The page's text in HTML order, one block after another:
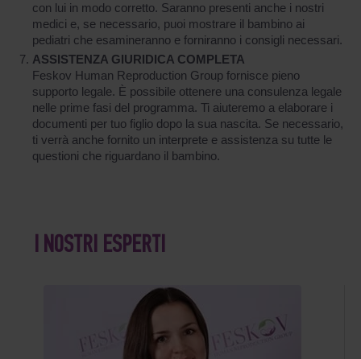
con lui in modo corretto. Saranno presenti anche i nostri
medici e, se necessario, puoi mostrare il bambino ai
pediatri che esamineranno e forniranno i consigli necessari.
ASSISTENZA GIURIDICA COMPLETA
Feskov Human Reproduction Group fornisce pieno
supporto legale. È possibile ottenere una consulenza legale
nelle prime fasi del programma. Ti aiuteremo a elaborare i
documenti per tuo figlio dopo la sua nascita. Se necessario,
ti verrà anche fornito un interprete e assistenza su tutte le
questioni che riguardano il bambino.
I NOSTRI ESPERTI